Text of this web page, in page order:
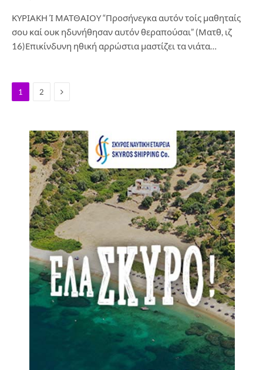
ΚΥΡΙΑΚΗ Ί ΜΑΤΘΑΙΟΥ “Προσήνεγκα αυτόν τοίς μαθηταίς
σου καί ουκ ηδυνήθησαν αυτόν θεραπούσαι” (Ματθ, ιζ
16)Επικίνδυνη ηθική αρρώστια μαστίζει τα νιάτα…
1 2 Next